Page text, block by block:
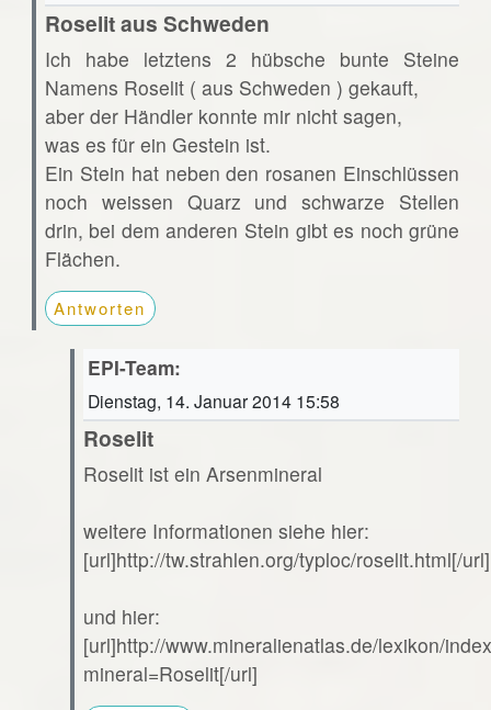
Roselit aus Schweden
Ich habe letztens 2 hübsche bunte Steine
Namens Roselit ( aus Schweden ) gekauft,
aber der Händler konnte mir nicht sagen,
was es für ein Gestein ist.
Ein Stein hat neben den rosanen Einschlüssen
noch weissen Quarz und schwarze Stellen
drin, bei dem anderen Stein gibt es noch grüne
Flächen.
Antworten
EPI-Team:
Dienstag, 14. Januar 2014 15:58
Roselit
Roselit ist ein Arsenmineral
weitere Informationen siehe hier:
[url]http://tw.strahlen.org/typloc/roselit.html[/url]
und hier:
[url]http://www.mineralienatlas.de/lexikon/
mineral=Roselit[/url]